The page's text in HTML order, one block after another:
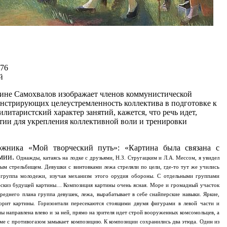
Самохвалов изображает членов коммунистической
целеустремленность коллектива в подготовке к
характер занятий, кажется, что речь идет,
для укрепления коллективной воли и тренировки
«Мой творческий путь»: «Картина была связана с
Однажды, катаясь на лодке с друзьями, Н.З. Стругацким и Л.А. Мессом, я увидел
стрельбищем. Девушки с винтовками лежа стреляли по цели, где-то тут же учились
молодежи, изучая механизм этого орудия обороны. С отдельными группами
будущей картины…Композиция картины очень ясная. Море и громадный участок
плана группа девушек, лежа, вырабатывает в себе снайперские навыки. Яркие,
картины. Горизонтали пересекаются стоящими двумя фигурами в левой части и
направлена влево и за ней, прямо на зрителя идет строй вооруженных комсомольцев, а
с противогазом замыкает композицию. К композиции сохранились два этюда. Один из